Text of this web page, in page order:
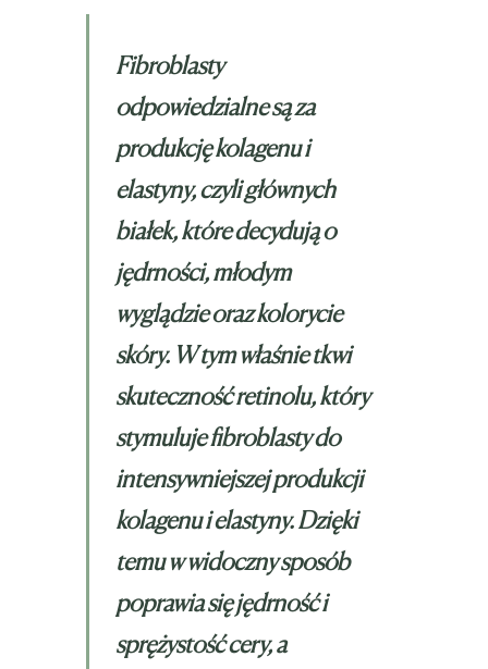
Fibroblasty
odpowiedzialne są za
produkcję kolagenu i
elastyny, czyli głównych
białek, które decydują o
jędrności, młodym
wyglądzie oraz kolorycie
skóry. W tym właśnie tkwi
skuteczność retinolu, który
stymuluje fibroblasty do
intensywniejszej produkcji
kolagenu i elastyny. Dzięki
temu w widoczny sposób
poprawia się jędrność i
sprężystość cery, a